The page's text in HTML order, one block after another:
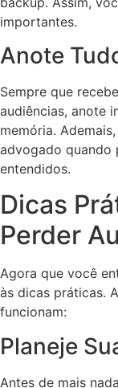
importantes.
Anote
Sempre que
audiências, anote
memória.
advogado quando
entendidos.
Dicas
Perder
Agora que você
às dicas práticas.
funcionam:
Planeje
Antes de mais